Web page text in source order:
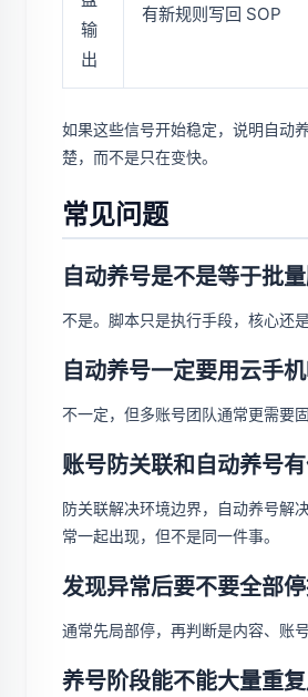
输
出
有新规则写回 SOP
如果这些信号开始稳定，说明自动
楚，而不是只在变快。
常见问题
自动养号是不是等于批量
不是。脚本只是执行手段，核心还是
自动养号一定要用云手机
不一定，但多账号团队通常更需要
账号防关联和自动养号有
防关联解决环境边界，自动养号解
常一起出现，但不是同一件事。
发现异常后要不要全部停
通常先局部停，再判断是内容、账
养号阶段能不能大量重复